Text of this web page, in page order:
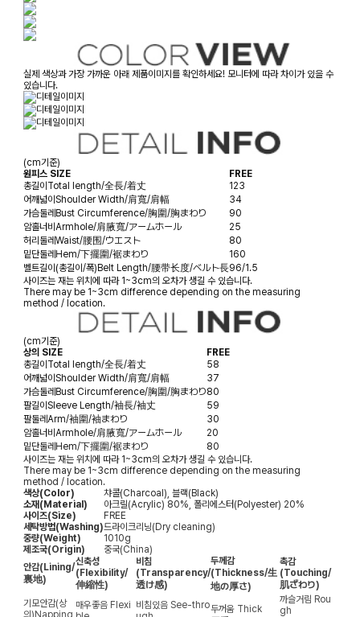
실제 색상과 가장 가까운 아래 제품이미지를 확인하세요! 모니터에 따라 차이가 있을 수
있습니다.
(cm기준)
원피스 SIZE
FREE
총길이Total length/全長/着丈
123
어깨넓이Shoulder Width/肩寬/肩幅
34
가슴둘레Bust Circumference/胸圍/胸まわり
90
암홀너비Armhole/肩腋寬/アームホール
25
허리둘레Waist/腰围/ウエスト
80
밑단둘레Hem/下擺圍/裾まわり
160
벨트길이(총길이/폭)Belt Length/腰带长度/ベルト長96/1.5
사이즈는 재는 위치에 따라 1~3cm의 오차가 생길 수 있습니다.
There may be 1~3cm difference depending on the measuring
method / location.
(cm기준)
상의 SIZE
FREE
총길이 Total length/全長/着丈
58
어깨넓이 Shoulder Width/肩寬/肩幅
37
가슴둘레 Bust Circumference/胸圍/胸まわり80
팔길이 Sleeve Length/袖長/袖丈
59
팔둘레 Arm/袖圍/袖まわり
30
암홀너비 Armhole/肩腋寬/アームホール
20
밑단둘레 Hem/下擺圍/裾まわり
80
사이즈는 재는 위치에 따라 1~3cm의 오차가 생길 수 있습니다.
There may be 1~3cm difference depending on the measuring
method / location.
색상(Color)
챠콜(Charcoal), 블랙(Black)
소재(Material)
아크릴(Acrylic) 80%, 폴리에스터(Polyester) 20%
사이즈(Size)
FREE
세탁방법(Washing)드라이크리닝(Dry cleaning)
중량(Weight)
1010g
제조국(Origin)
중국(China)
안감(Lining/
裏地)
신축성
(Flexibility/
伸縮性)
비침
(Transparency/
透け感)
두께감
(Thickness/生
地の厚さ)
촉감
(Touching/
肌ざわり)
기모안감(상
매우좋음 Flexi 비침있음 See-thro두꺼움 Thick
까슬거림 Rou
gh